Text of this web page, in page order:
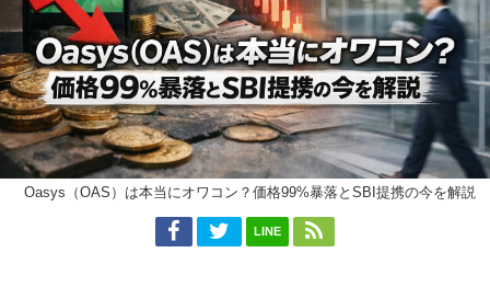
Oasys（OAS）は本当にオワコン？価格99%暴落とSBI提携の今を解説
LINE